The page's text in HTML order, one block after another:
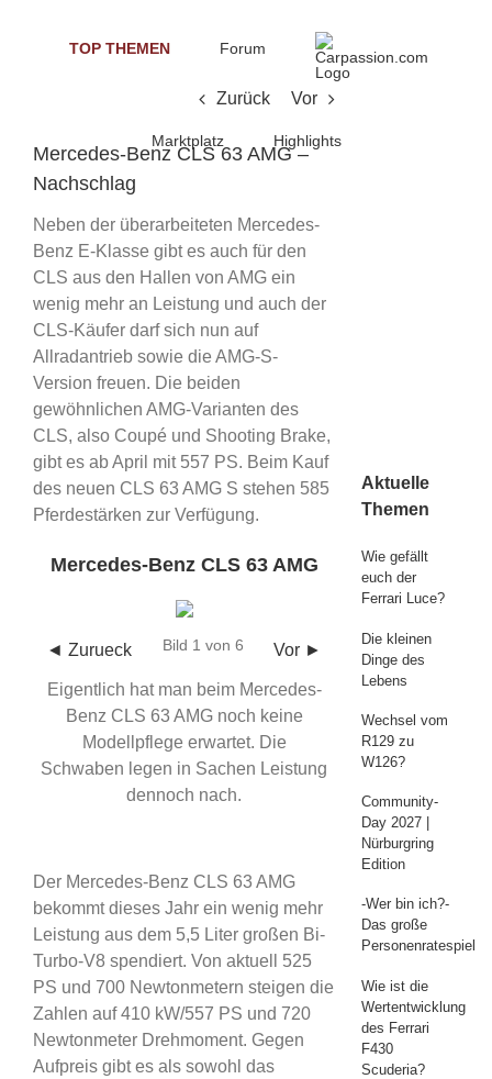
TOP THEMEN Forum
Marktplatz Highlights
Zurück Vor
Mercedes-Benz CLS 63 AMG –
Nachschlag
Neben der überarbeiteten Mercedes-
Benz E-Klasse gibt es auch für den
CLS aus den Hallen von AMG ein
wenig mehr an Leistung und auch der
CLS-Käufer darf sich nun auf
Allradantrieb sowie die AMG-S-
Version freuen. Die beiden
gewöhnlichen AMG-Varianten des
CLS, also Coupé und Shooting Brake,
gibt es ab April mit 557 PS. Beim Kauf
des neuen CLS 63 AMG S stehen 585
Pferdestärken zur Verfügung.
Mercedes-Benz CLS 63 AMG
◄ Zurueck Vor ►
Bild 1 von 6
Eigentlich hat man beim Mercedes-
Benz CLS 63 AMG noch keine
Modellpflege erwartet. Die
Schwaben legen in Sachen Leistung
dennoch nach.
Der Mercedes-Benz CLS 63 AMG
bekommt dieses Jahr ein wenig mehr
Leistung aus dem 5,5 Liter großen Bi-
Turbo-V8 spendiert. Von aktuell 525
PS und 700 Newtonmetern steigen die
Zahlen auf 410 kW/557 PS und 720
Newtonmeter Drehmoment. Gegen
Aufpreis gibt es als sowohl das
Aktuelle
Themen
Wie gefällt
euch der
Ferrari Luce?
Die kleinen
Dinge des
Lebens
Wechsel vom
R129 zu
W126?
Community-
Day 2027 |
Nürburgring
Edition
-Wer bin ich?-
Das große
Personenratespiel
Wie ist die
Wertentwicklung
des Ferrari
F430
Scuderia?